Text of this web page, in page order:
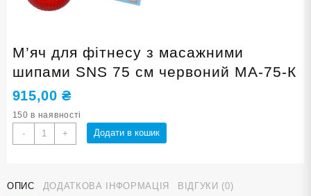
М’яч для фітнесу з масажними
шипами SNS 75 см червоний MA-75-К
915,00₴
150 в наявності
-
М'яч
для
масажними
+ Додати в кошик
ОПИС ДОДАТКОВА ІНФОРМАЦІЯ ВІДГУКИ (0)